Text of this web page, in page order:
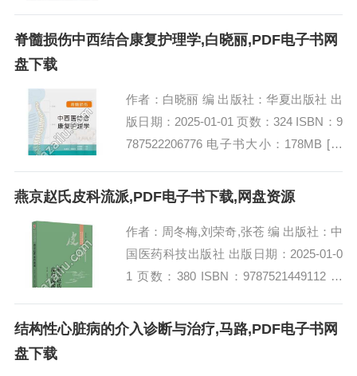
脊髓损伤中西结合康复护理学,白晓丽,PDF电子书网
盘下载
作者：白晓丽 编 出版社：华夏出版社 出
版日期：2025-01-01 页数：324 ISBN：9
787522206776 电子书大小：178MB [高
燕京赵氏皮科流派,PDF电子书下载,网盘资源
作者：周冬梅,刘荣奇,张苍 编 出版社：中
国医药科技出版社 出版日期：2025-01-0
1 页数：380 ISBN：9787521449112 电
式]...
结构性心脏病的介入诊断与治疗,马路,PDF电子书网
盘下载